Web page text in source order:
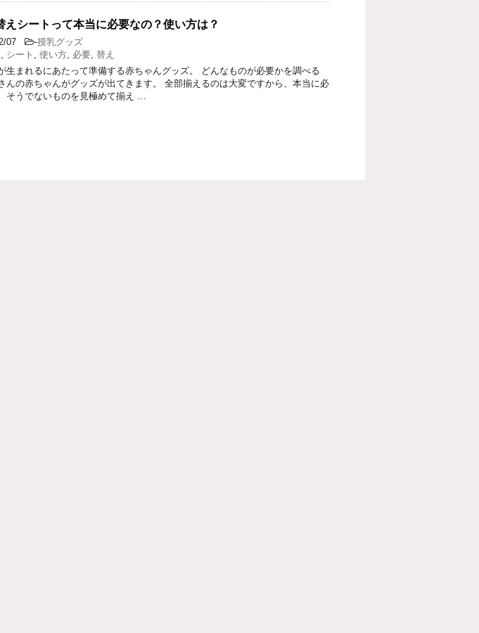
えシートって本当に必要なの？使い方は？
07 -授乳グッズ
, シート , 使い方, 必要, 替え
生まれるにあたって準備する赤ちゃんグッズ。 どんなものが必要かを調べる
んの赤ちゃんがグッズが出てきます。 全部揃えるのは大変ですから、本当に必
そうでないものを見極めて揃え …